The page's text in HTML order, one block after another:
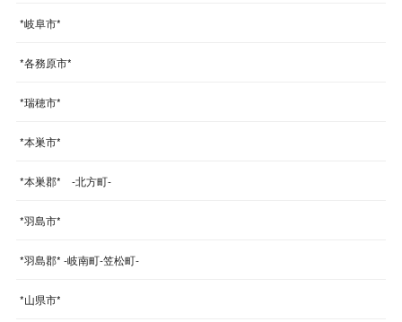
*岐阜市*
*各務原市*
*瑞穂市*
*本巣市*
*本巣郡* -北方町-
*羽島市*
*羽島郡* -岐南町-笠松町-
*山県市*